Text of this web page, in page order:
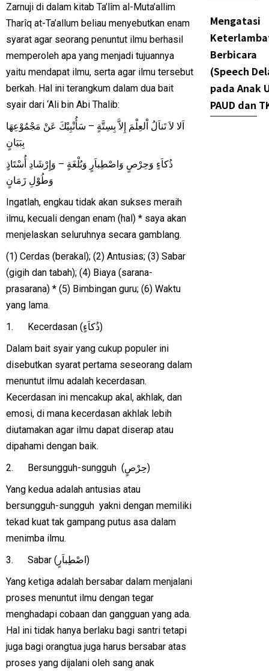
Zarnuji di dalam kitab Ta’lîm al-Muta’allim
Tharîq at-Ta’allum beliau menyebutkan enam
syarat agar seorang penuntut ilmu berhasil
memperoleh apa yang menjadi tujuannya
yaitu mendapat ilmu, serta agar ilmu tersebut
berkah. Hal ini terangkum dalam dua bait
syair dari ‘Ali bin Abi Thalib:
اَلا لاَ تَناَلُ اْلعِلْمَ إِلاَّ بِسِتَّةٍ – سَأُنْبِيْكَ عَنْ مَجْمُوْعِهَا
بِبَيَانٍ
ذُكاَءٍ وَحِرْصٍ وَاصْطِباَرٍ وَبُلْغَةٍ – وَإِرْشَادِ أُسْتَاذٍ
وَطُوْلِ زَمَانٍ
Ingatlah, engkau tidak akan sukses meraih
ilmu, kecuali dengan enam (hal) * saya akan
menjelaskan seluruhnya secara gamblang.
(1) Cerdas (berakal); (2) Antusias; (3) Sabar
(gigih dan tabah); (4) Biaya (sarana-
prasarana) * (5) Bimbingan guru; (6) Waktu
yang lama.
1. Kecerdasan (ذُكاَءٍ)
Dalam bait syair yang cukup populer ini
disebutkan syarat pertama seseorang dalam
menuntut ilmu adalah kecerdasan.
Kecerdasan ini mencakup akal, akhlak, dan
emosi, di mana kecerdasan akhlak lebih
diutamakan agar ilmu dapat diserap atau
dipahami dengan baik.
2. Bersungguh-sungguh (حِرْصٍ)
Yang kedua adalah antusias atau
bersungguh-sungguh yakni dengan memiliki
tekad kuat tak gampang putus asa dalam
menimba ilmu.
3. Sabar (اصْطِباَرٍ)
Yang ketiga adalah bersabar dalam menjalani
proses menuntut ilmu dengan tegar
menghadapi cobaan dan gangguan yang ada.
Hal ini tidak hanya berlaku bagi santri tetapi
juga bagi orangtua juga harus bersabar atas
proses yang dijalani oleh sang anak
Mengatasi
Berbicara
(Speech
pada Anak
PAUD dan